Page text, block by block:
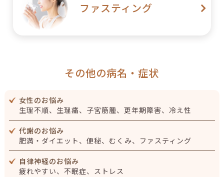
【腎臓ブログ】透析になる人・ならない人の違いはどこに
ある？｜予防のポイントを解説
経・体力低下をどう乗り切る？（Zoom）
【腎臓ブログ】薬を飲んでいるのに腎機能が改善しない理
由と正しい対策
【セミナー】8/1（土）「腎機能を守る！今できる漢方的生
活習慣」（Zoom）
ファスティング
その他の病名・症状
女性のお悩み
生理不順、生理痛、子宮筋腫、更年期障害、冷え性
代謝のお悩み
肥満・ダイエット、便秘、むくみ、ファスティング
自律神経のお悩み
疲れやすい、不眠症、ストレス